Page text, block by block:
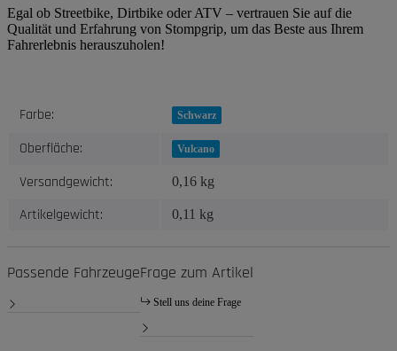
Egal ob Streetbike, Dirtbike oder ATV – vertrauen Sie auf die
Qualität und Erfahrung von Stompgrip, um das Beste aus Ihrem
Fahrerlebnis herauszuholen!
Produkteigenschaft
Wert
Farbe: Schwarz
Oberfläche: Vulcano
Versandgewicht: 0,16 kg
Artikelgewicht: 0,11 kg
Passende FahrzeugeFrage zum Artikel
Stell uns deine Frage